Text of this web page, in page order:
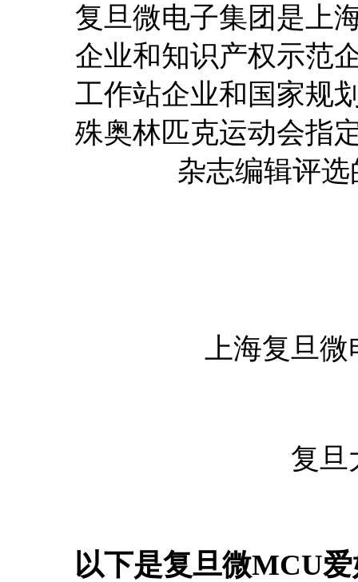
复旦微电子集团是上
企业和知识产权示范
工作站企业和国家规
殊奥林匹克运动会指
杂志编辑评选
上海复旦
复旦
以下是复旦微MCU